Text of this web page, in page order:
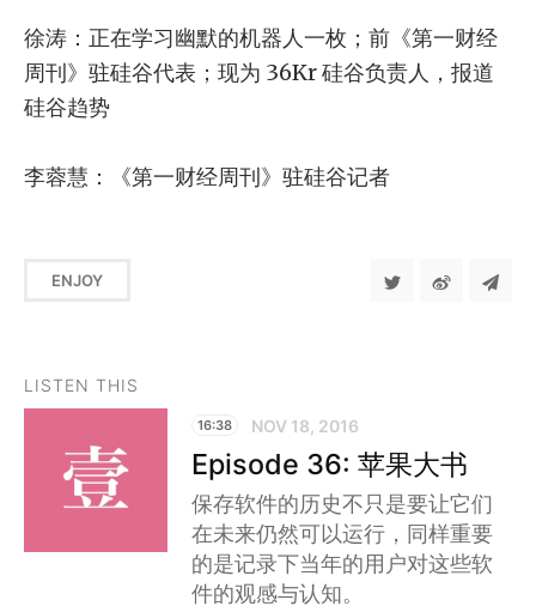
徐涛：正在学习幽默的机器人一枚；前《第一财经
周刊》驻硅谷代表；现为 36Kr 硅谷负责人，报道
硅谷趋势
李蓉慧：《第一财经周刊》驻硅谷记者
ENJOY
LISTEN THIS
16:38 NOV 18, 2016
Episode 36: 苹果大书
保存软件的历史不只是要让它们
在未来仍然可以运行，同样重要
的是记录下当年的用户对这些软
件的观感与认知。